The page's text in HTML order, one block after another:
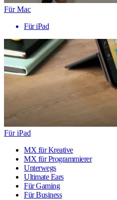
Für Mac
Für iPad
Für iPad
MX für Kreative
MX für Programmierer
Unterwegs
Ultimate Ears
Für Gaming
Für Business